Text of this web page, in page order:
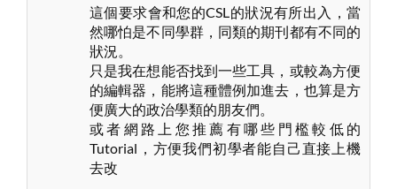
這個要求會和您的CSL的狀況有所出入，當
然哪怕是不同學群，同類的期刊都有不同的
狀況。
只是我在想能否找到一些工具，或較為方便
的編輯器，能將這種體例加進去，也算是方
便廣大的政治學類的朋友們。
或者網路上您推薦有哪些門檻較低的
Tutorial，方便我們初學者能自己直接上機
去改